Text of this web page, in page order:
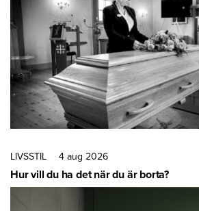
LIVSSTIL 4 aug 2026
Hur vill du ha det när du är borta?